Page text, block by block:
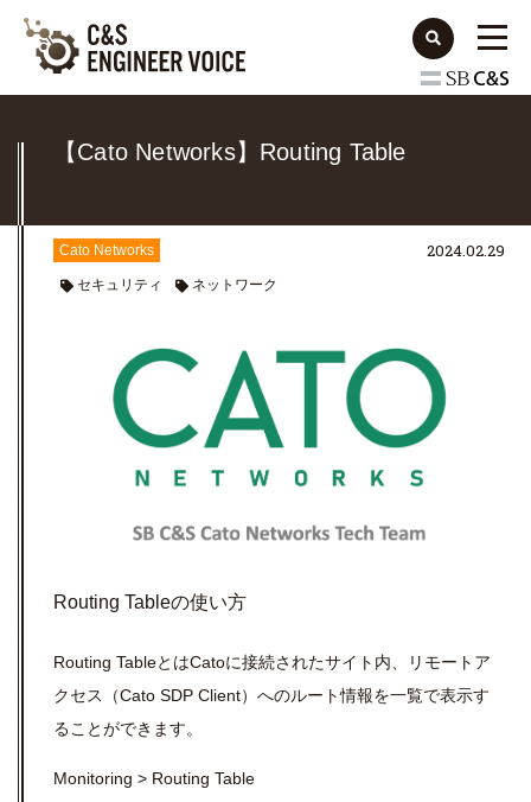
【Cato Networks】Routing Table
Cato Networks
セキュリティ ネットワーク
2024.02.29
Routing Tableの使い方
Routing TableとはCatoに接続されたサイト内、リモートア
クセス（Cato SDP Client）へのルート情報を一覧で表示す
ることができます。
Monitoring > Routing Table